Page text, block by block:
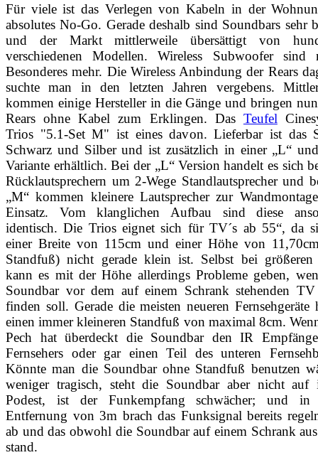
Für viele ist das Verlegen von Kabeln in der
absolutes No-Go. Gerade deshalb sind Soundbars sehr
und der Markt mittlerweile übersättigt von
verschiedenen Modellen. Wireless Subwoofer sind
Besonderes mehr. Die Wireless Anbindung der Rears
suchte man in den letzten Jahren vergebens.
kommen einige Hersteller in die Gänge und bringen
Rears ohne Kabel zum Erklingen. Das Teufel
Trios "5.1-Set M" ist eines davon. Lieferbar ist das
Schwarz und Silber und ist zusätzlich in einer „L“
Variante erhältlich. Bei der „L“ Version handelt es sich
Rücklautsprechern um 2-Wege Standlautsprecher und
„M“ kommen kleinere Lautsprecher zur
Einsatz. Vom klanglichen Aufbau sind diese
identisch. Die Trios eignet sich für TV´s ab 55“, da
einer Breite von 115cm und einer Höhe von
Standfuß) nicht gerade klein ist. Selbst bei größeren
kann es mit der Höhe allerdings Probleme geben,
Soundbar vor dem auf einem Schrank stehenden TV
finden soll. Gerade die meisten neueren Fernsehgeräte
einen immer kleineren Standfuß von maximal 8cm.
Pech hat überdeckt die Soundbar den IR
Fernsehers oder gar einen Teil des unteren
Könnte man die Soundbar ohne Standfuß benutzen
weniger tragisch, steht die Soundbar aber nicht auf
Podest, ist der Funkempfang schwächer; und in
Entfernung von 3m brach das Funksignal bereits
ab und das obwohl die Soundbar auf einem Schrank
stand.